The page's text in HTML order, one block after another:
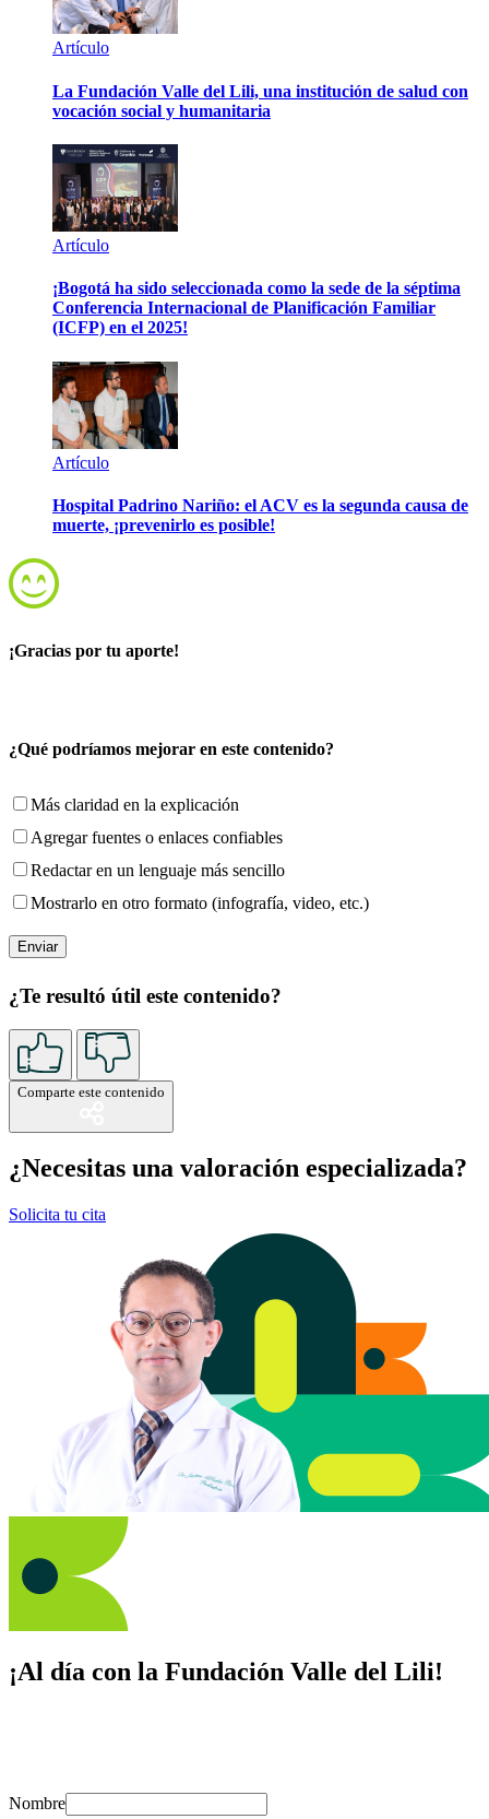
Artículo
La Fundación Valle del Lili, una institución de salud con
vocación social y humanitaria
Artículo
¡Bogotá ha sido seleccionada como la sede de la séptima
Conferencia Internacional de Planificación Familiar
(ICFP) en el 2025!
Artículo
Hospital Padrino Nariño: el ACV es la segunda causa de
muerte, ¡prevenirlo es posible!
¡Gracias por tu aporte!
¿Qué podríamos mejorar en este contenido?
Más claridad en la explicación
Agregar fuentes o enlaces confiables
Redactar en un lenguaje más sencillo
Mostrarlo en otro formato (infografía, video, etc.)
¿Te resultó útil este contenido?
Comparte este contenido
¿Necesitas una valoración especializada?
Solicita tu cita
¡Al día con la Fundación Valle del Lili!
Nombre